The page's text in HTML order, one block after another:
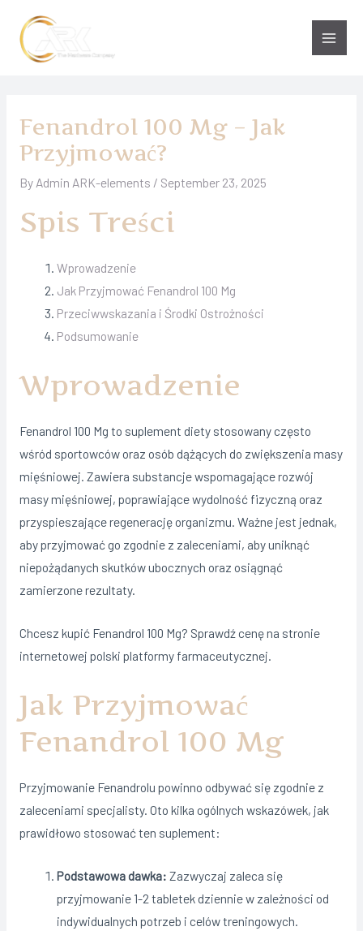
content
Main
Fenandrol 100 Mg – Jak
Przyjmować?
By Admin ARK-elements / September 23, 2025
Spis Treści
Wprowadzenie
Jak Przyjmować Fenandrol 100 Mg
Przeciwwskazania i Środki Ostrożności
Podsumowanie
Wprowadzenie
Fenandrol 100 Mg to suplement diety stosowany często
wśród sportowców oraz osób dążących do zwiększenia masy
mięśniowej. Zawiera substancje wspomagające rozwój
masy mięśniowej, poprawiające wydolność fizyczną oraz
przyspieszające regenerację organizmu. Ważne jest jednak,
aby przyjmować go zgodnie z zaleceniami, aby uniknąć
niepożądanych skutków ubocznych oraz osiągnąć
zamierzone rezultaty.
Chcesz kupić Fenandrol 100 Mg? Sprawdź cenę na stronie
internetowej polski platformy farmaceutycznej.
Jak Przyjmować
Fenandrol 100 Mg
Przyjmowanie Fenandrolu powinno odbywać się zgodnie z
zaleceniami specjalisty. Oto kilka ogólnych wskazówek, jak
prawidłowo stosować ten suplement:
Podstawowa dawka: Zazwyczaj zaleca się
przyjmowanie 1-2 tabletek dziennie w zależności od
indywidualnych potrzeb i celów treningowych.